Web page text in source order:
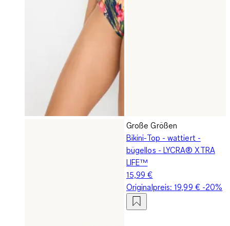
Große Größen
Bikini-Top - wattiert -
bügellos - LYCRA® XTRA
LIFE™
15,99 €
Originalpreis:19,99 €-20%